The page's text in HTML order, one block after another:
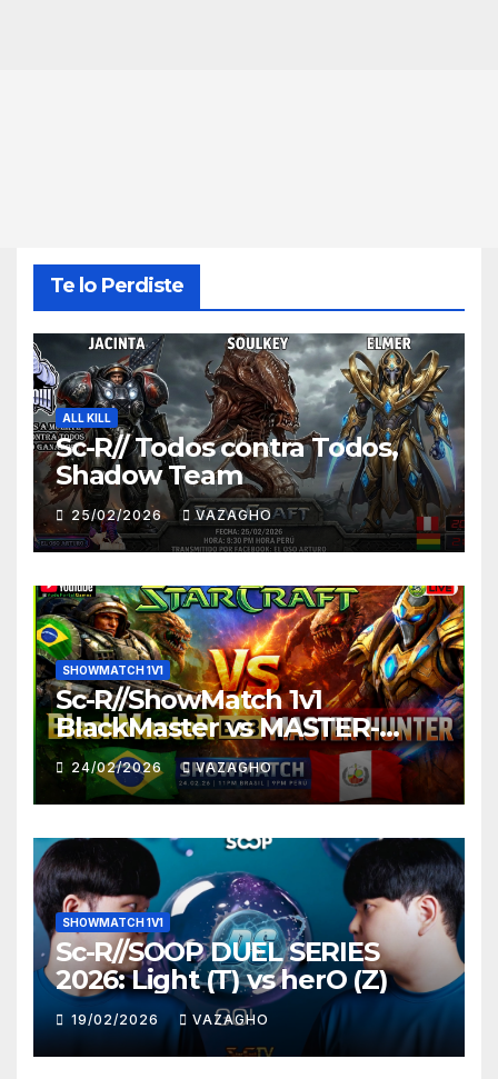
Te lo Perdiste
ALL KILL
Sc-R// Todos contra Todos,
Shadow Team
25/02/2026 VAZAGHO
SHOWMATCH 1V1
Sc-R//ShowMatch 1v1
BlackMaster vs MASTER-
HUNTER
24/02/2026 VAZAGHO
SHOWMATCH 1V1
Sc-R//SOOP DUEL SERIES
2026: Light (T) vs herO (Z)
19/02/2026 VAZAGHO